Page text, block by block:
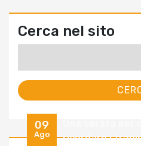
Cerca nel sito
09
Ago
ricordare i